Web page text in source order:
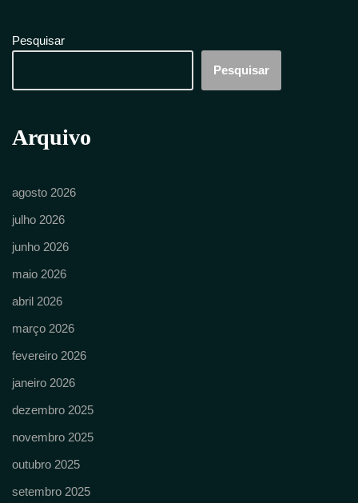
Pesquisar
Pesquisar
Arquivo
agosto 2026
julho 2026
junho 2026
maio 2026
abril 2026
março 2026
fevereiro 2026
janeiro 2026
dezembro 2025
novembro 2025
outubro 2025
setembro 2025